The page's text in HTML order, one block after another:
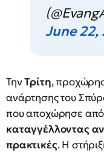
June 22,
ΤηνΤρίτη,
ανάρτησης του
που αποχώρησε
καταγγέλλοντας
πρακτικές. Η